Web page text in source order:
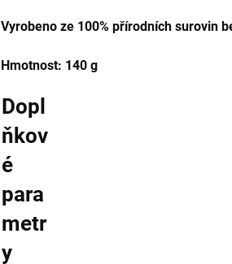
Vyrobeno ze 100% přírodních surovin
Hmotnost: 140 g
Dopl
ňkov
é
para
metr
y